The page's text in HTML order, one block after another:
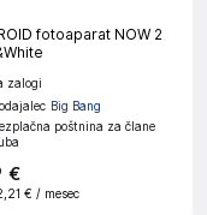
fotoaparat NOW 2
zalogi
Big Bang
poštnina za člane
€
€ / mesec